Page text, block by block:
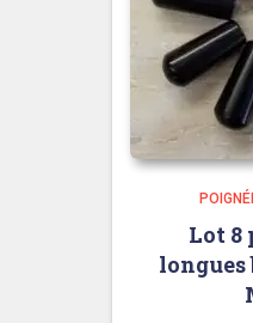
Lot 8
longues